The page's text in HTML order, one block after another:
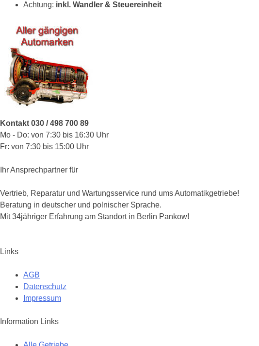
Achtung: inkl. Wandler & Steuereinheit
Kontakt 030 / 498 700 89
Mo - Do: von 7:30 bis 16:30 Uhr
Fr: von 7:30 bis 15:00 Uhr
Ihr Ansprechpartner für
Vertrieb, Reparatur und Wartungsservice rund ums Automatikgetriebe!
Beratung in deutscher und polnischer Sprache.
Mit 34jähriger Erfahrung am Standort in Berlin Pankow!
Links
AGB
Datenschutz
Impressum
Information Links